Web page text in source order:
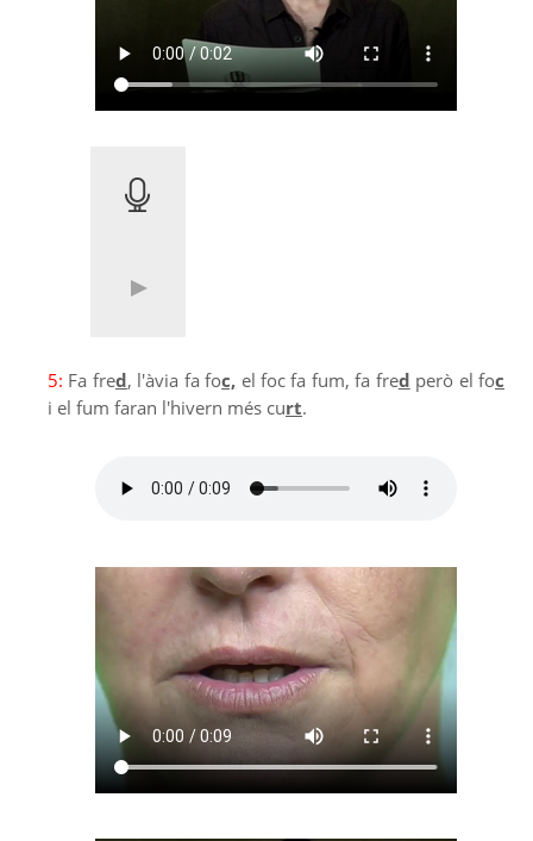
5: Fa fred, l'àvia fa foc, el foc fa fum, fa fred però el foc
i el fum faran l'hivern més curt.